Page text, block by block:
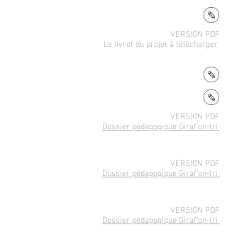
VERSION PDF
Le livret du projet à télécharger
VERSION PDF
Dossier pédagogique Giraf'on-tri
VERSION PDF
Dossier pédagogique Giraf'on-tri
VERSION PDF
Dossier pédagogique Giraf'on-tri